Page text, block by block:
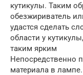
кутикулы. Таким
обезжириватель
удастся сделать
области у
таким ярким
Непосредственно
материала в